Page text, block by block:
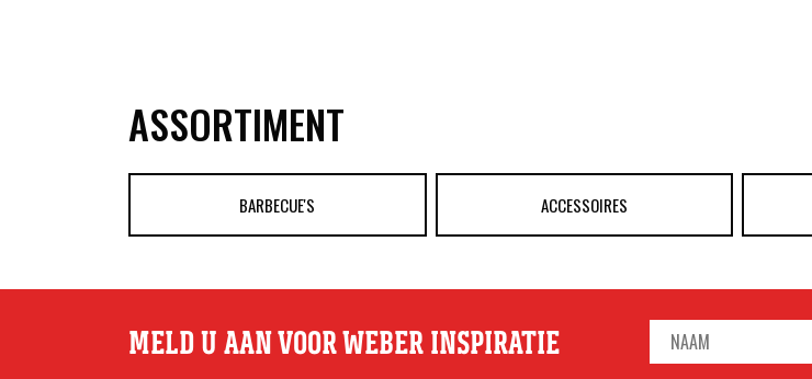
ASSORTIMENT
BARBECUE'S ACCESSOIRES
MELD U AAN VOOR WEBER INSPIRATIE